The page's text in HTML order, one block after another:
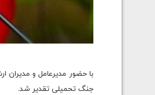
جنگ تحمیلی تقدیر شد.